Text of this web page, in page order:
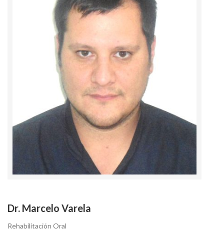
Dr. Marcelo Varela
Rehabilitación Oral